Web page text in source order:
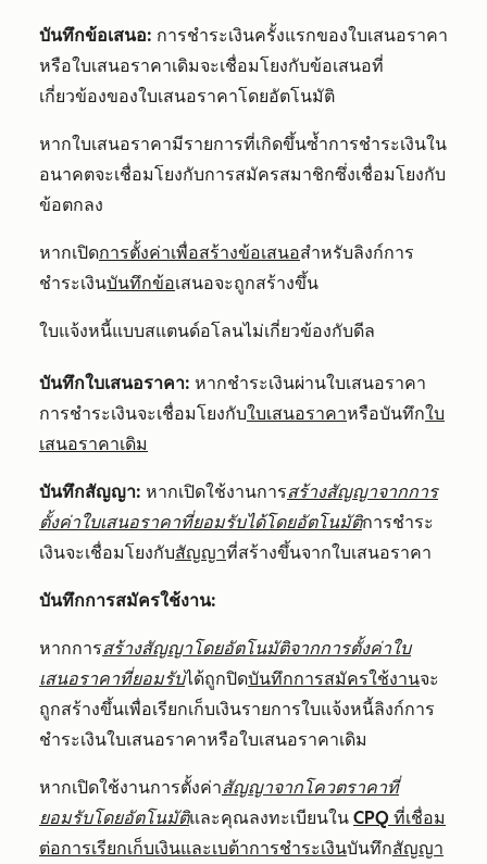
บันทึกข้อเสนอ: การชำระเงินครั้งแรกของใบเสนอราคา
หรือใบเสนอราคาเดิมจะเชื่อมโยงกับข้อเสนอที่
เกี่ยวข้องของใบเสนอราคาโดยอัตโนมัติ
หากใบเสนอราคามีรายการที่เกิดขึ้นซ้ำการชำระเงินใน
อนาคตจะเชื่อมโยงกับการสมัครสมาชิกซึ่งเชื่อมโยงกับ
ข้อตกลง
หากเปิดการตั้งค่าเพื่อสร้างข้อเสนอสำหรับลิงก์การ
ชำระเงินบันทึกข้อเสนอจะถูกสร้างขึ้น
ใบแจ้งหนี้แบบสแตนด์อโลนไม่เกี่ยวข้องกับดีล
บันทึกใบเสนอราคา: หากชำระเงินผ่านใบเสนอราคา
การชำระเงินจะเชื่อมโยงกับใบเสนอราคาหรือบันทึกใบ
เสนอราคาเดิม
บันทึกสัญญา: หากเปิดใช้งานการสร้างสัญญาจากการ
ตั้งค่าใบเสนอราคาที่ยอมรับได้โดยอัตโนมัติการชำระ
เงินจะเชื่อมโยงกับสัญญาที่สร้างขึ้นจากใบเสนอราคา
บันทึกการสมัครใช้งาน:
หากการสร้างสัญญาโดยอัตโนมัติจากการตั้งค่าใบ
เสนอราคาที่ยอมรับได้ถูกปิดบันทึกการสมัครใช้งานจะ
ถูกสร้างขึ้นเพื่อเรียกเก็บเงินรายการใบแจ้งหนี้ลิงก์การ
ชำระเงินใบเสนอราคาหรือใบเสนอราคาเดิม
หากเปิดใช้งานการตั้งค่าสัญญาจากโควตราคาที่
ยอมรับโดยอัตโนมัติและคุณลงทะเบียนใน CPQ ที่เชื่อม
ต่อการเรียกเก็บเงินและเบต้าการชำระเงินบันทึกสัญญา